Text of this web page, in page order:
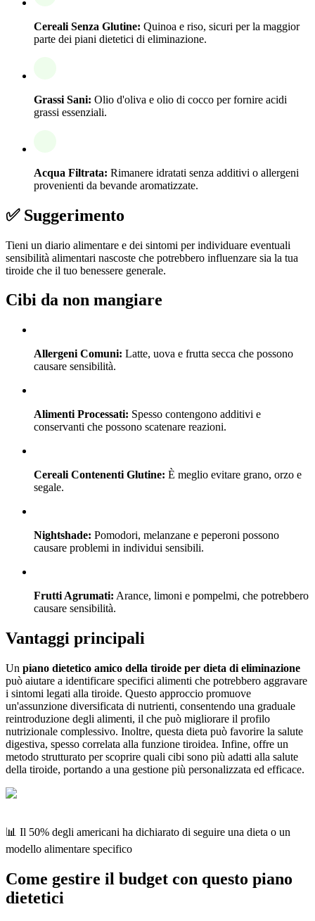
Cereali Senza Glutine: Quinoa e riso, sicuri per la maggior
parte dei piani dietetici di eliminazione.
Grassi Sani: Olio d'oliva e olio di cocco per fornire acidi
grassi essenziali.
Acqua Filtrata: Rimanere idratati senza additivi o allergeni
provenienti da bevande aromatizzate.
✅ Suggerimento
Tieni un diario alimentare e dei sintomi per individuare eventuali
sensibilità alimentari nascoste che potrebbero influenzare sia la tua
tiroide che il tuo benessere generale.
Cibi da non mangiare
Allergeni Comuni: Latte, uova e frutta secca che possono
causare sensibilità.
Alimenti Processati: Spesso contengono additivi e
conservanti che possono scatenare reazioni.
Cereali Contenenti Glutine: È meglio evitare grano, orzo e
segale.
Nightshade: Pomodori, melanzane e peperoni possono
causare problemi in individui sensibili.
Frutti Agrumati: Arance, limoni e pompelmi, che potrebbero
causare sensibilità.
Vantaggi principali
Un piano dietetico amico della tiroide per dieta di eliminazione
può aiutare a identificare specifici alimenti che potrebbero aggravare
i sintomi legati alla tiroide. Questo approccio promuove
un'assunzione diversificata di nutrienti, consentendo una graduale
reintroduzione degli alimenti, il che può migliorare il profilo
nutrizionale complessivo. Inoltre, questa dieta può favorire la salute
digestiva, spesso correlata alla funzione tiroidea. Infine, offre un
metodo strutturato per scoprire quali cibi sono più adatti alla salute
della tiroide, portando a una gestione più personalizzata ed efficace.
📊 Il 50% degli americani ha dichiarato di seguire una dieta o un
modello alimentare specifico
Come gestire il budget con questo piano
dietetici